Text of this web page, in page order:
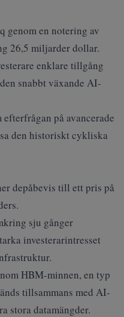
genom en notering av
26,5 miljarder dollar.
enklare tillgång
snabbt växande AI-
på avancerade
den historiskt cykliska
depåbevis till ett pris på
.
sju gånger
investerarintresset
HBM-minnen, en typ
tillsammans med AI-
stora datamängder.